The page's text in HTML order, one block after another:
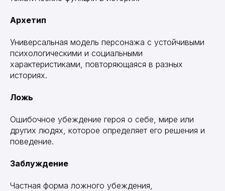
Архетип
Универсальная модель персонажа с устойчивыми
психологическими и социальными
характеристиками, повторяющаяся в разных
историях.
Ложь
Ошибочное убеждение героя о себе, мире или
других людях, которое определяет его решения и
поведение.
Заблуждение
Частная форма ложного убеждения,